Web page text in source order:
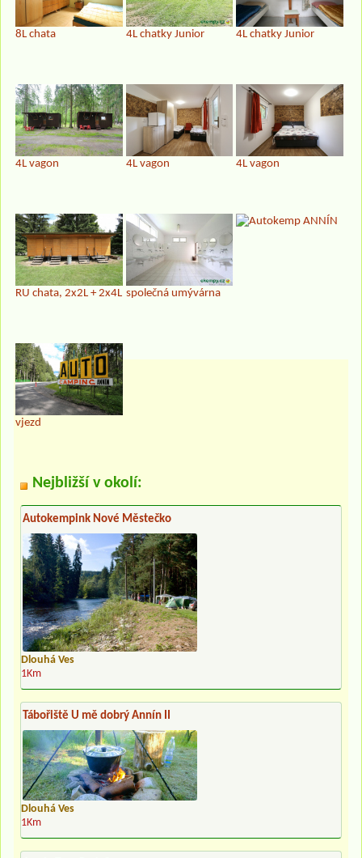
8L chata 4L chatky Junior 4L chatky Junior
4L vagon 4L vagon 4L vagon
RU chata, 2x2L + 2x4L společná umývárna
vjezd
Nejbližší v okolí:
Autokempink Nové Městečko
Dlouhá Ves
1Km
Tábořiště U mě dobrý Annín II
Dlouhá Ves
1Km